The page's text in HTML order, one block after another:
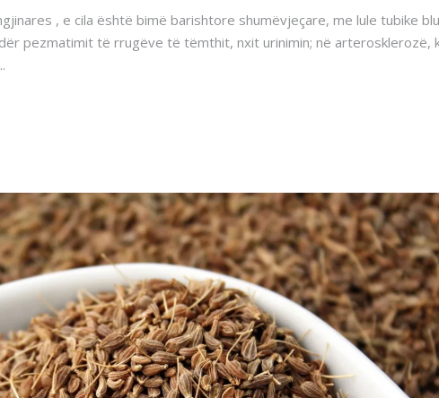
, e cila është bimë barishtore shumëvjeçare, me lule tubike
pezmatimit të rrugëve të tëmthit, nxit urinimin; në arterosklerozë,